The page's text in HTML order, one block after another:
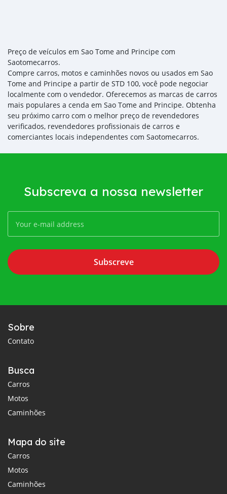
Preço de veículos em Sao Tome and Principe com
Saotomecarros.
Compre carros, motos e caminhões novos ou usados em Sao
Tome and Principe a partir de STD 100, você pode negociar
localmente com o vendedor. Oferecemos as marcas de carros
mais populares a cenda em Sao Tome and Principe. Obtenha
seu próximo carro com o melhor preço de revendedores
verificados, revendedores profissionais de carros e
comerciantes locais independentes com Saotomecarros.
Subscreva a nossa newsletter
Subscreve
Sobre
Contato
Busca
Carros
Motos
Caminhões
Mapa do site
Carros
Motos
Caminhões